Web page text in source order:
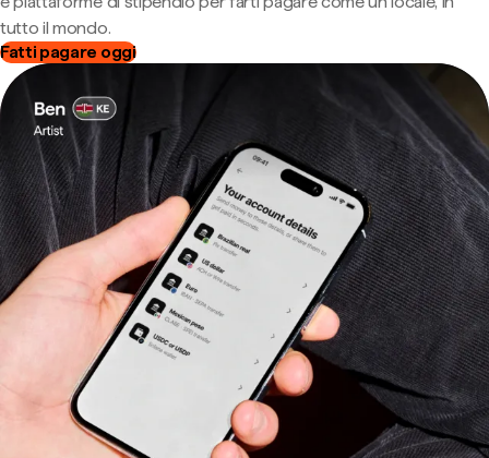
tutto il mondo.
Fatti pagare oggi